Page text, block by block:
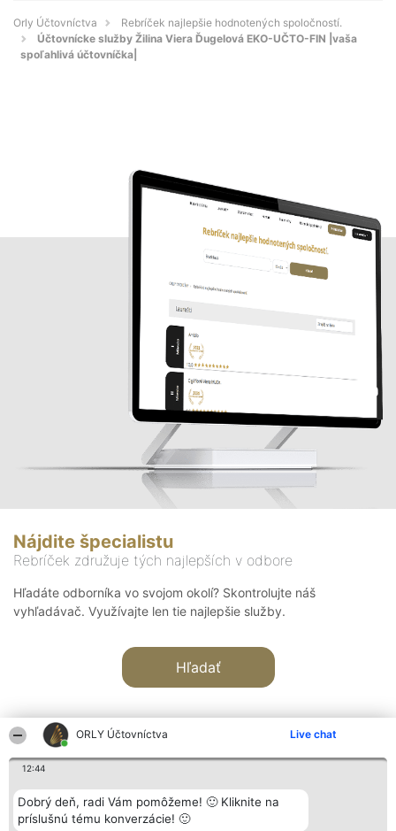
ORLY Účtovníctva Live chat
12:44
Dobrý deň, radi Vám pomôžeme! 🙂 Kliknite na
príslušnú tému konverzácie! 🙂
Orly Účtovníctva
Rebríček najlepšie hodnotených spoločností.
Účtovnícke služby Žilina Viera Ďugelová EKO-UČTO-FIN |vaša
spoľahlivá účtovníčka|
Nájdite špecialistu
Rebríček združuje tých najlepších v odbore
Hľadáte odborníka vo svojom okolí? Skontrolujte náš
vyhľadávač. Využívajte len tie najlepšie služby.
Hľadať
Organizátor hodnotenia
Bright Side Solutions sp. z o.
o. sp. k.
Hodnotenie
Laureáti
Lista
Kontakt
Kontakt